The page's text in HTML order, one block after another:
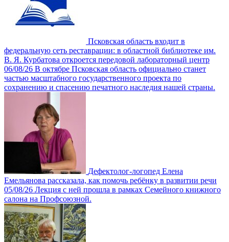
Псковская область входит в
федеральную сеть реставрации: в областной библиотеке им.
В. Я. Курбатова откроется передовой лабораторный центр
06/08/26 В октябре Псковская область официально станет
частью масштабного государственного проекта по
сохранению и спасению печатного наследия нашей страны.
Дефектолог-логопед Елена
Емельянова рассказала, как помочь ребёнку в развитии речи
05/08/26 Лекция с ней прошла в рамках Семейного книжного
салона на Профсоюзной.